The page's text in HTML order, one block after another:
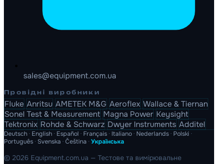
sales@equipment.com.ua
Провідні виробники
Fluke Anritsu AMETEK M&G Aeroflex Wallace & Tiernan
Sonel Test & Measurement Magna Power Keysight
Tektronix Rohde & Schwarz Dwyer Instruments Additel
Deutsch · English · Español · Français · Italiano · Nederlands · Polski ·
Português · Svenska · Čeština · Українська
© 2026 Equipment.com.ua — Тестове та вимірювальне